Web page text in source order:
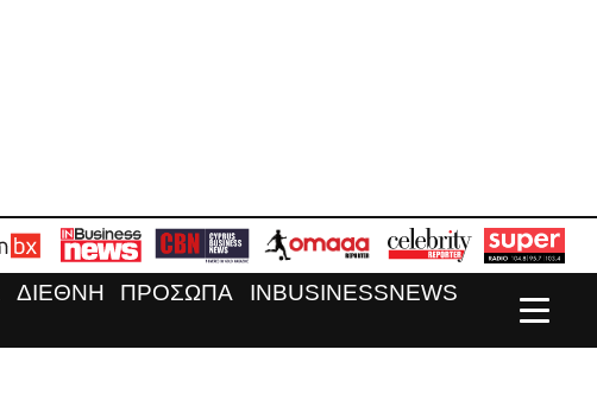
ΔΙΕΘΝΗ ΠΡΟΣΩΠΑ
INBUSINESSNEWS